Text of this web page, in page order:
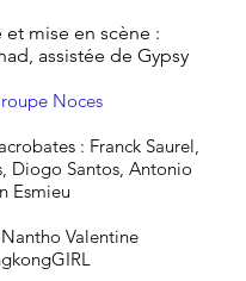
mise en scène :
assistée de Gypsy
Noces
: Franck Saurel,
Diogo Santos, Antonio
Esmieu
Valentine